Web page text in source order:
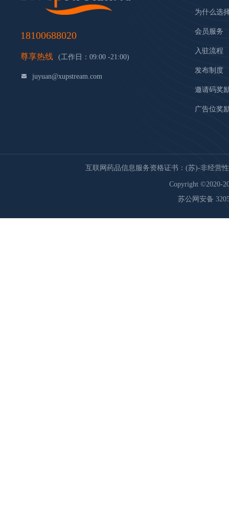
18100688020
尊享热线 (工作日：09:00 -21:00)
juyuan@xupstream.com
为什么选
会员服务
入驻流程
发布制度
邀请码奖
广告位奖
互联网药品信息服务资格证书：(苏)-非经营性
Copyright ©2020-
苏公网安备